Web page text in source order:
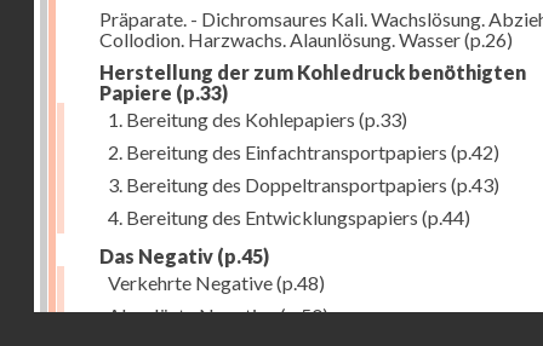
Präparate. - Dichromsaures Kali. Wachslösung.
Collodion. Harzwachs. Alaunlösung. Wasser(p.26)
Herstellung der zum Kohledruck benöthigten
Papiere (p.33)
1. Bereitung des Kohlepapiers (p.33)
2. Bereitung des Einfachtransportpapiers (p.42)
3. Bereitung des Doppeltransportpapiers (p.43)
4. Bereitung des Entwicklungspapiers (p.44)
Das Negativ (p.45)
Verkehrte Negative(p.48)
Abgelöste Negative(p.50)